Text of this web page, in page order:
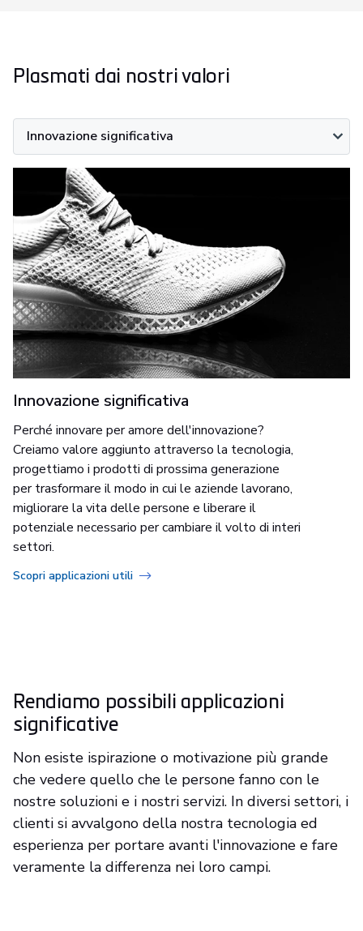
Plasmati dai nostri valori
Innovazione significativa
Innovazione significativa
Perché innovare per amore dell'innovazione?
Creiamo valore aggiunto attraverso la tecnologia,
progettiamo i prodotti di prossima generazione
per trasformare il modo in cui le aziende lavorano,
migliorare la vita delle persone e liberare il
potenziale necessario per cambiare il volto di interi
settori.
Scopri applicazioni utili
Rendiamo possibili applicazioni
significative
Non esiste ispirazione o motivazione più grande
che vedere quello che le persone fanno con le
nostre soluzioni e i nostri servizi. In diversi settori, i
clienti si avvalgono della nostra tecnologia ed
esperienza per portare avanti l'innovazione e fare
veramente la differenza nei loro campi.